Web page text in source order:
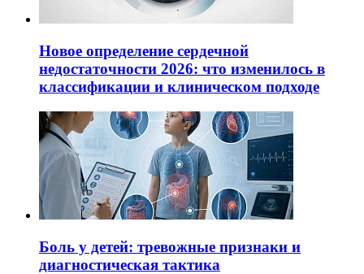
Новое определение сердечной
недостаточности 2026: что изменилось в
классификации и клиническом подходе
Боль у детей: тревожные признаки и
диагностическая тактика